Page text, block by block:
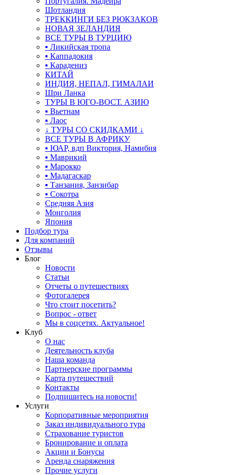
Шотландия
ТРЕККИНГИ БЕЗ РЮКЗАКОВ
НОВАЯ ЗЕЛАНДИЯ
ВСЕ ТУРЫ В ТУРЦИЮ
▪ Ликийская тропа
▪ Каппадокия
▪ Карадениз
КИТАЙ
ИНДИЯ, НЕПАЛ, ГИМАЛАИ
Шри Ланка
ТУРЫ В ЮГО-ВОСТ. АЗИЮ
▪ Вьетнам
▪ Лаос
↓ ТУРЫ СО СКИДКАМИ ↓
ВСЕ ТУРЫ В АФРИКУ
▪ ЮАР, вдп Виктория, Намибия
▪ Маврикий
▪ Марокко
▪ Мадагаскар
▪ Танзания, Занзибар
▪ Сокотра
Средняя Азия
Монголия
Япония
Подбор тура
Для компаний
Отзывы
Блог
Новости
Статьи
Отчеты о путешествиях
Фотогалерея
Что стоит посетить?
Вопрос - ответ
Мы в соцсетях. Актуальное!
Клуб
О нас
Деятельность клуба
Наша команда
Партнерские программы
Карта путешествий
Контакты
Подпишитесь на новости!
Услуги
Корпоративные мероприятия
Заказ индивидуального тура
Страхование туристов
Бронирование и оплата
Акции и Бонусы
Аренда снаряжения
Прочие услуги